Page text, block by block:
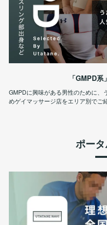
「GMPD
GMPDに興味がある男性のために、
めゲイマッサージ店をエリア別でご
ポー